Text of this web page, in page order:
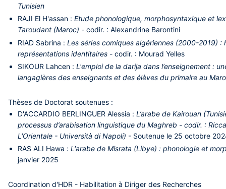
Tunisien
RAJI El H'assan :Etude phonologique, morphosyntaxique et
Taroudant (Maroc) - codir. : Alexandrine Barontini
RIAD Sabrina :Les séries comiques algériennes (2000-2019) :
représentations identitaires - codir. : Mourad Yelles
SIKOUR Lahcen :L'emploi de la darija dans l’enseignement :
langagières des enseignants et des élèves du primaire au
Thèses de Doctorat soutenues :
D'ACCARDIO BERLINGUERAlessia :L’arabe de Kairouan
processus d’arabisation linguistique du Maghreb - codir. :
L'Orientale - Università di Napoli) - Soutenue le 25 octobre
RAS ALI Hawa :L'arabe de Misrata (Libye) : phonologie et
janvier 2025
Coordination d'HDR - Habilitation à Diriger des Recherches